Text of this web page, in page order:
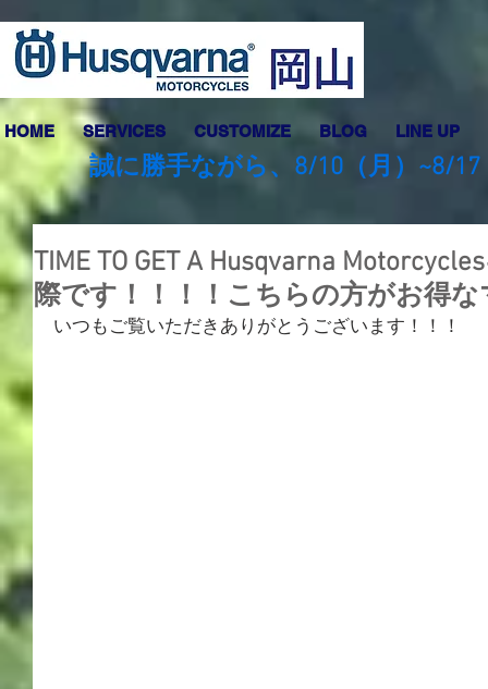
HOME SERVICES CUSTOMIZE BLOG LINE UP
誠に勝手ながら、8/10（月）~8/
TIME TO GET A Husqvarna
際です！！！！こちらの方がお得
いつもご覧いただきありがとうございます！！！